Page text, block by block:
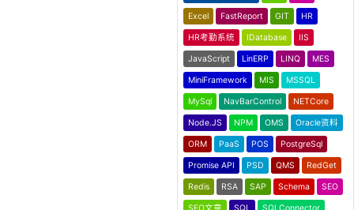
Excel FastReport GIT HR
HR考勤系统 IDatabase IIS
JavaScript LinERP LINQ MES
MiniFramework MIS MSSQL
MySql NavBarControl NETCore
Node.JS NPM OMS Oracle资料
ORM PaaS POS PostgreSql
Promise API PSD QMS RedGet
Redis RSA SAP Schema SEO